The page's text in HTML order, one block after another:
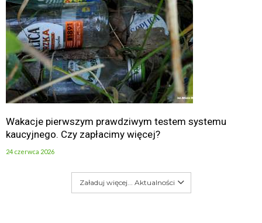
Wakacje pierwszym prawdziwym testem systemu
kaucyjnego. Czy zapłacimy więcej?
24 czerwca 2026
Załaduj więcej... Aktualności